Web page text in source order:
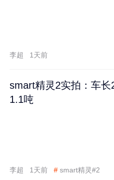
李超 1天前
smart精灵2实拍：车
1.1吨
李超 1天前 # smart精灵#2